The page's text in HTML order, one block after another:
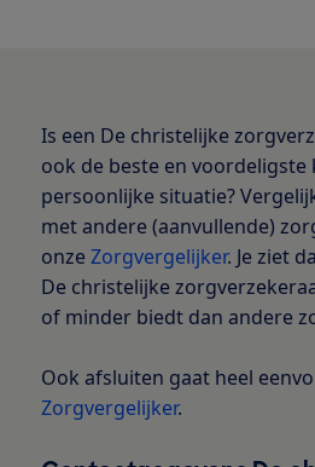
Is een De christelijke
ook de beste en voordeligste
persoonlijke situatie?
met andere (aanvullende)
onzeZorgvergelijker. Je ziet
De christelijke
of minder biedt dan andere
Ook afsluiten gaat heel
Zorgvergelijker.